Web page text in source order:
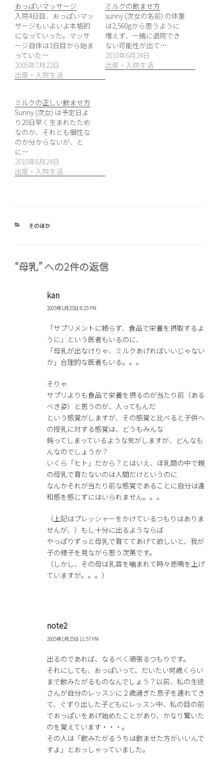
おっぱいマッサージ
入院4日目、おっぱいマッ
サージもいよいよ本格的
になっていった。マッサ
ージ自体は1日目から始ま
っていた…
2005年7月22日
出産・入院生活
ミルクの飲ませ方
sunny (次女の名前) の体重
は2,560gから思うように
増えず、一緒に退院でき
ない可能性が出て…
2010年6月24日
出産・入院生活
ミルクの正しい飲ませ方
Sunny (次女) は予定日よ
り20日早く生まれたため
なのか、それとも個性な
のか分からないが、と
に…
2010年6月24日
出産・入院生活
カ
ー
そのほか
“母乳” への2件の返信
kan
2005年1月25日 8:25 PM
「サプリメントに頼らず、食品で栄養を摂取するよ
うに」という医者もいるのに、
「母乳が出なけりゃ、ミルクあげればいいじゃない
か」合理的な医者もいる。。。
そりゃ
サプリよりも食品で栄養を摂るのが当たり前（ある
べき姿）と思うのが、人ってもんだ
という感覚がしますが、その感覚と比べると子供へ
の授乳に対する感覚は、どうもみんな
鈍ってしまっているような気がしますが、どんなも
んなのでしょうか？
いくら「ヒト」だから？とはいえ、ほ乳類の中で親
の母乳で育たないのは人間だけというのに
なんかそれが当たり前な感覚であることに自分は違
和感を感じずにはいられません。。。
（上記はプレッシャーをかけているつもりはありま
せんが、）もし十分に出るようならば
やっぱりずっと母乳で育ててあげて欲しいと、我が
子の様子を見ながら思う次第です。
（しかし、その母は乳首を噛まれて時々悲鳴を上げ
ていますが。。。）
note2
2005年1月25日 11:57 PM
出るのであれば、なるべく頑張るつもりです。
それにしても、おっぱいって、だいたい何歳くらい
まで飲みたがるものなんでしょう？以前、私の生徒
さんが自分のレッスンに２歳過ぎた息子を連れてき
て、ぐずり出した子どもにレッスン中、私の目の前
でおっぱいをあげ始めたことがあり、かなり驚いた
のを覚えています・・・。
その人は「飲みたがるうちは飲ませた方がいいんで
すよ」とおっしゃっていました。